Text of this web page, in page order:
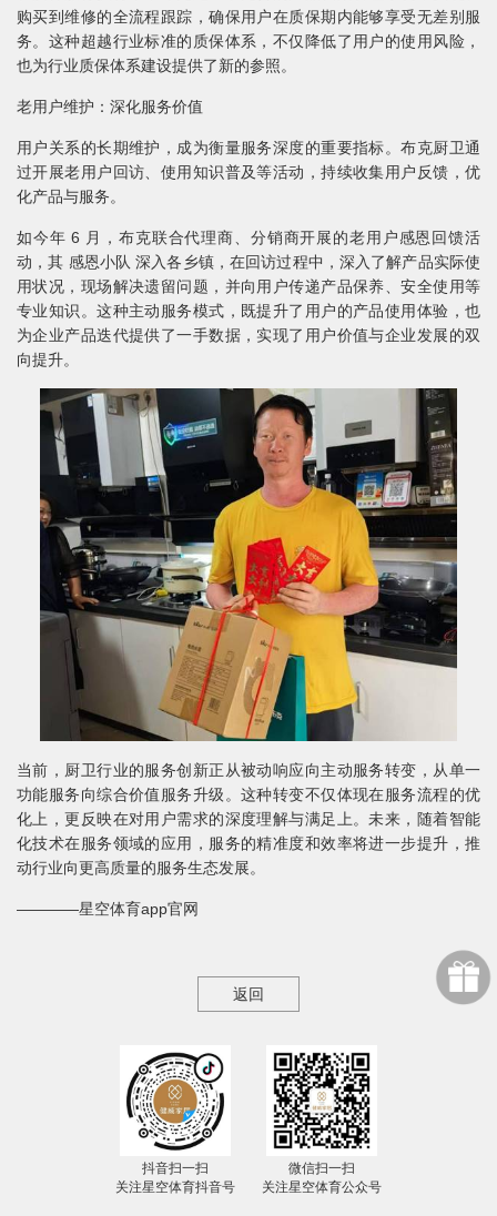
购买到维修的全流程跟踪，确保用户在质保期内能够享受无差别服
务。这种超越行业标准的质保体系，不仅降低了用户的使用风险，
也为行业质保体系建设提供了新的参照。
老用户维护：深化服务价值
用户关系的长期维护，成为衡量服务深度的重要指标。布克厨卫通
过开展老用户回访、使用知识普及等活动，持续收集用户反馈，优
化产品与服务。
如今年 6 月，布克联合代理商、分销商开展的老用户感恩回馈活
动，其 感恩小队 深入各乡镇，在回访过程中，深入了解产品实际使
用状况，现场解决遗留问题，并向用户传递产品保养、安全使用等
专业知识。这种主动服务模式，既提升了用户的产品使用体验，也
为企业产品迭代提供了一手数据，实现了用户价值与企业发展的双
向提升。
当前，厨卫行业的服务创新正从被动响应向主动服务转变，从单一
功能服务向综合价值服务升级。这种转变不仅体现在服务流程的优
化上，更反映在对用户需求的深度理解与满足上。未来，随着智能
化技术在服务领域的应用，服务的精准度和效率将进一步提升，推
动行业向更高质量的服务生态发展。
————星空体育app官网
返回
抖音扫一扫
关注星空体育抖音号
微信扫一扫
关注星空体育公众号